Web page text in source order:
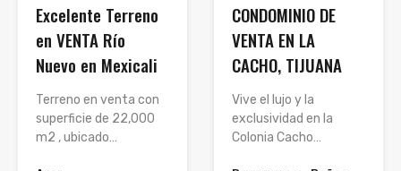
Excelente Terreno
en VENTA Río
Nuevo en Mexicali
Terreno en venta con
superficie de 22,000
m2 , ubicado…
CONDOMINIO DE
VENTA EN LA
CACHO, TIJUANA
Vive el lujo y la
exclusividad en la
Colonia Cacho…